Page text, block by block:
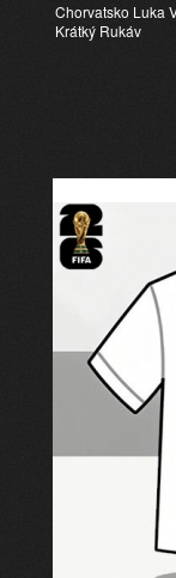
Chorvatsko Luka
Krátký Rukáv